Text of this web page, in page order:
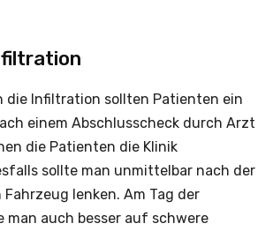
die Infiltration sollten Patienten ein
einem Abschlusscheck durch Arzt
die Patienten die Klinik
sollte man unmittelbar nach der
lenken. Am Tag der
man auch besser auf schwere